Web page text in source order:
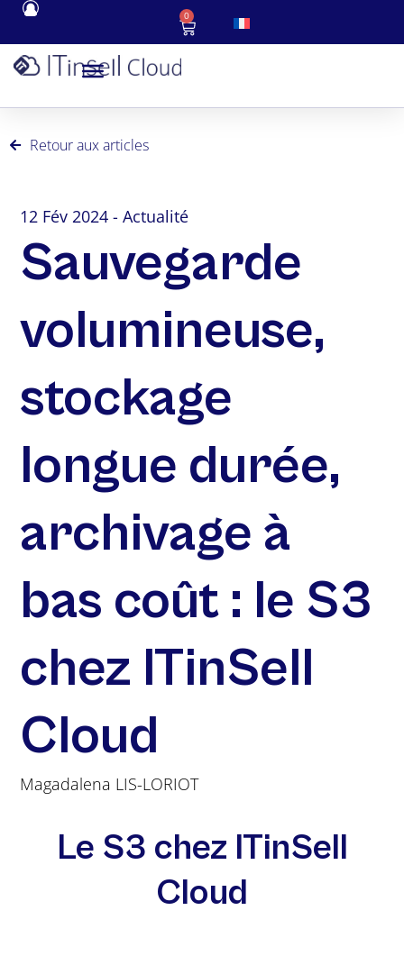
0
Retour aux articles
12 Fév 2024 - Actualité
Sauvegarde
volumineuse,
stockage
longue durée,
archivage à
bas coût : le S3
chez ITinSell
Cloud
Magadalena LIS-LORIOT
Le S3 chez ITinSell
Cloud